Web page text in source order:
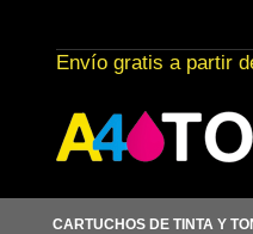
al
contenido
Envío gratis a partir
CARTUCHOS DE TINTA Y